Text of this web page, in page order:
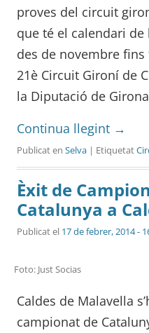
proves del circuit
que té el calendari
des de novembre
21è Circuit Gironí de
la Diputació de
Continua llegint →
Publicat en Selva | Etiquetat
Èxit de
Catalunya a
Publicat el 17 de febrer, 2014 -
Foto: Just Socias
Caldes de Malavella
campionat de